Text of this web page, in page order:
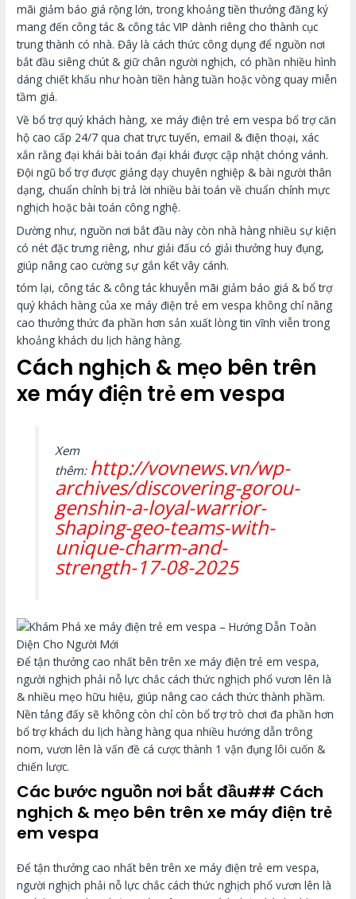
mãi giảm báo giá rộng lớn, trong khoảng tiền thưởng đăng ký
mang đến công tác & công tác VIP dành riêng cho thành cục
trung thành có nhà. Đây là cách thức công dụng để nguồn nơi
bắt đầu siêng chút & giữ chân người nghịch, có phần nhiều hình
dáng chiết khấu như hoàn tiền hàng tuần hoặc vòng quay miễn
tầm giá.
Về bổ trợ quý khách hàng, xe máy điện trẻ em vespa bổ trợ căn
hộ cao cấp 24/7 qua chat trực tuyến, email & điện thoại, xác
xắn rằng đại khái bài toán đại khái được cập nhật chóng vánh.
Đội ngũ bổ trợ được giảng dạy chuyên nghiệp & bài người thân
dạng, chuẩn chỉnh bị trả lời nhiều bài toán về chuẩn chỉnh mực
nghịch hoặc bài toán công nghệ.
Dường như, nguồn nơi bắt đầu này còn nhà hàng nhiều sự kiện
có nét đặc trưng riêng, như giải đấu có giải thưởng huy đụng,
giúp nâng cao cường sự gắn kết vây cánh.
tóm lại, công tác & công tác khuyễn mãi giảm báo giá & bổ trợ
quý khách hàng của xe máy điện trẻ em vespa không chỉ nâng
cao thưởng thức đa phần hơn sản xuất lòng tin vĩnh viễn trong
khoảng khách du lịch hàng hàng.
Cách nghịch & mẹo bên trên
xe máy điện trẻ em vespa
Xem
thêm: http://vovnews.vn/wp-
archives/discovering-gorou-
genshin-a-loyal-warrior-
shaping-geo-teams-with-
unique-charm-and-
strength-17-08-2025
Để tận thưởng cao nhất bên trên xe máy điện trẻ em vespa,
người nghịch phải nỗ lực chắc cách thức nghịch phổ vươn lên là
& nhiều mẹo hữu hiệu, giúp nâng cao cách thức thành phầm.
Nền tảng đấy sẽ không còn chỉ còn bổ trợ trò chơi đa phần hơn
bổ trợ khách du lịch hàng hàng qua nhiều hướng dẫn trông
nom, vươn lên là vấn đề cá cược thành 1 vận đụng lôi cuốn &
chiến lược.
Các bước nguồn nơi bắt đầu## Cách
nghịch & mẹo bên trên xe máy điện trẻ
em vespa
Để tận thưởng cao nhất bên trên xe máy điện trẻ em vespa,
người nghịch phải nỗ lực chắc cách thức nghịch phổ vươn lên là